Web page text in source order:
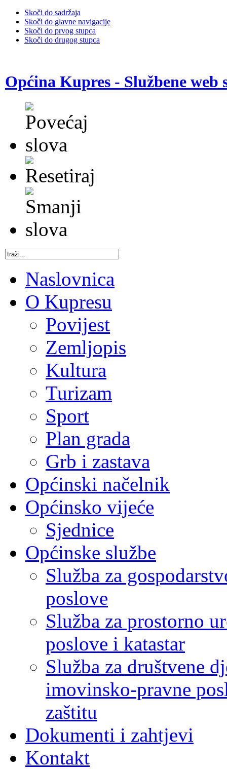
Skoči do sadržaja
Skoči do glavne navigacije
Skoči do prvog stupca
Skoči do drugog stupca
Općina Kupres - Službene web
Naslovnica
O Kupresu
Povijest
Zemljopis
Kultura
Turizam
Sport
Plan grada
Grb i zastava
Općinski načelnik
Općinsko vijeće
Sjednice
Općinske službe
Služba za
poslove
Služba za prostorno
poslove i katastar
Služba za društvene
imovinsko-pravne
zaštitu
Dokumenti i zahtjevi
Kontakt